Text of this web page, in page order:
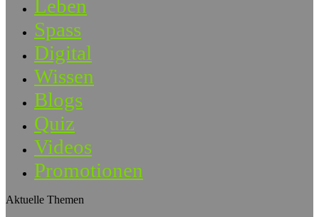
Leben
Spass
Digital
Wissen
Blogs
Quiz
Videos
Promotionen
Aktuelle Themen